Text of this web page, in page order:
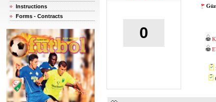
Instructions
Forms - Contracts
0